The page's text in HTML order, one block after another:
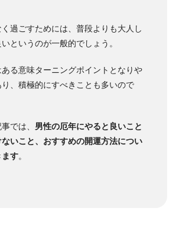
過ごすためには、普段よりも大人し
というのが一般的でしょう。
ある意味ターニングポイントとなりや
、積極的にすべきことも多いので
では、 男性の厄年にやると良いこと
いこと、おすすめの開運方法につい
ます。